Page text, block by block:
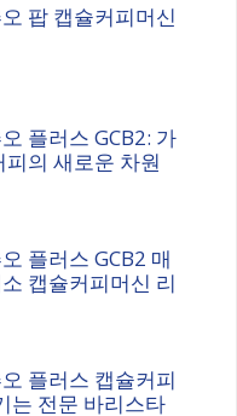
팝 캡슐커피머신
플러스 GCB2: 가
의 새로운 차원
플러스 GCB2 매
캡슐커피머신 리
플러스 캡슐커피
는 전문 바리스타